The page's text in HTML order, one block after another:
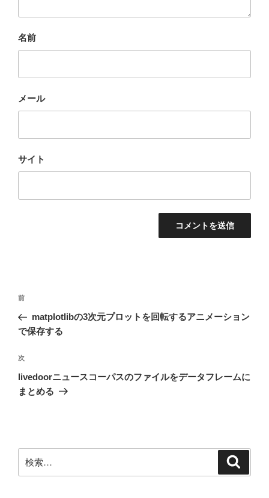
名前
メール
サイト
投
ナ
ゲ
ー
シ
前
の
投
前
matplotlibの3次元プロットを回転するアニメーション
で保存する
次
の
投
次
livedoorニュースコーパスのファイルをデータフレームに
まとめる
索: